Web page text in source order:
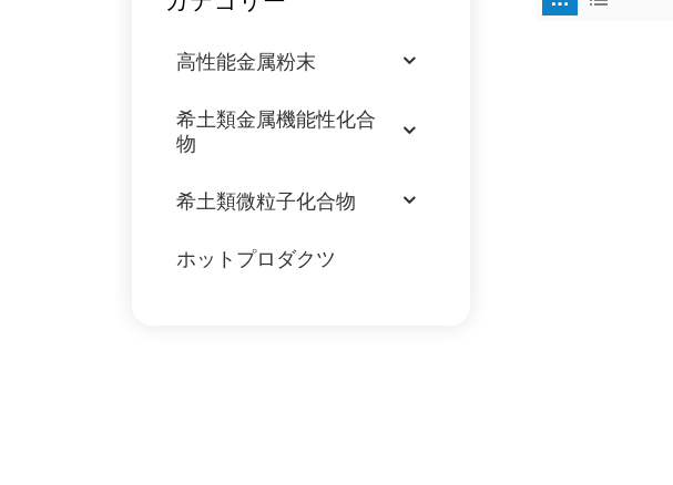
高性能金属粉末
希土類金属機能性化合
物
希土類微粒子化合物
ホットプロダクツ